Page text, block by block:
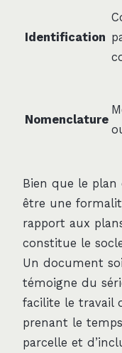
Identification
Nomenclature
Bien que le plan
être une
rapport aux
constitue le
Un document
témoigne du
facilite le travail
prenant le
parcelle et